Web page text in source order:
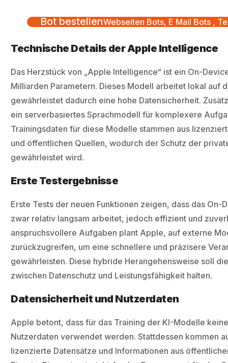
Bot bestellenWebseiten Bots, E Mail Bots ,
Technische Details der Apple Intelligence
Das Herzstück von „Apple Intelligence“ ist ein On-
Milliarden Parametern. Dieses Modell arbeitet lokal auf
gewährleistet dadurch eine hohe Datensicherheit.
ein serverbasiertes Sprachmodell für komplexere
Trainingsdaten für diese Modelle stammen aus
und öffentlichen Quellen, wodurch der Schutz der
gewährleistet wird.
Erste Testergebnisse
Erste Tests der neuen Funktionen zeigen, dass das On-
zwar relativ langsam arbeitet, jedoch effizient und
anspruchsvollere Aufgaben plant Apple, auf externe
zurückzugreifen, um eine schnellere und präzisere
gewährleisten. Diese hybride Herangehensweise soll
zwischen Datenschutz und Leistungsfähigkeit halten.
Datensicherheit und Nutzerdaten
Apple betont, dass für das Training der KI-Modelle
Nutzerdaten verwendet werden. Stattdessen kommen
lizenzierte Datensätze und Informationen aus